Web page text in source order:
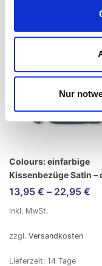
Nur
Colours: einfarbige
Kissenbezüge Satin –
13,95 € – 22,95 €
inkl. MwSt.
zzgl. Versandkosten
Lieferzeit: 14 Tage